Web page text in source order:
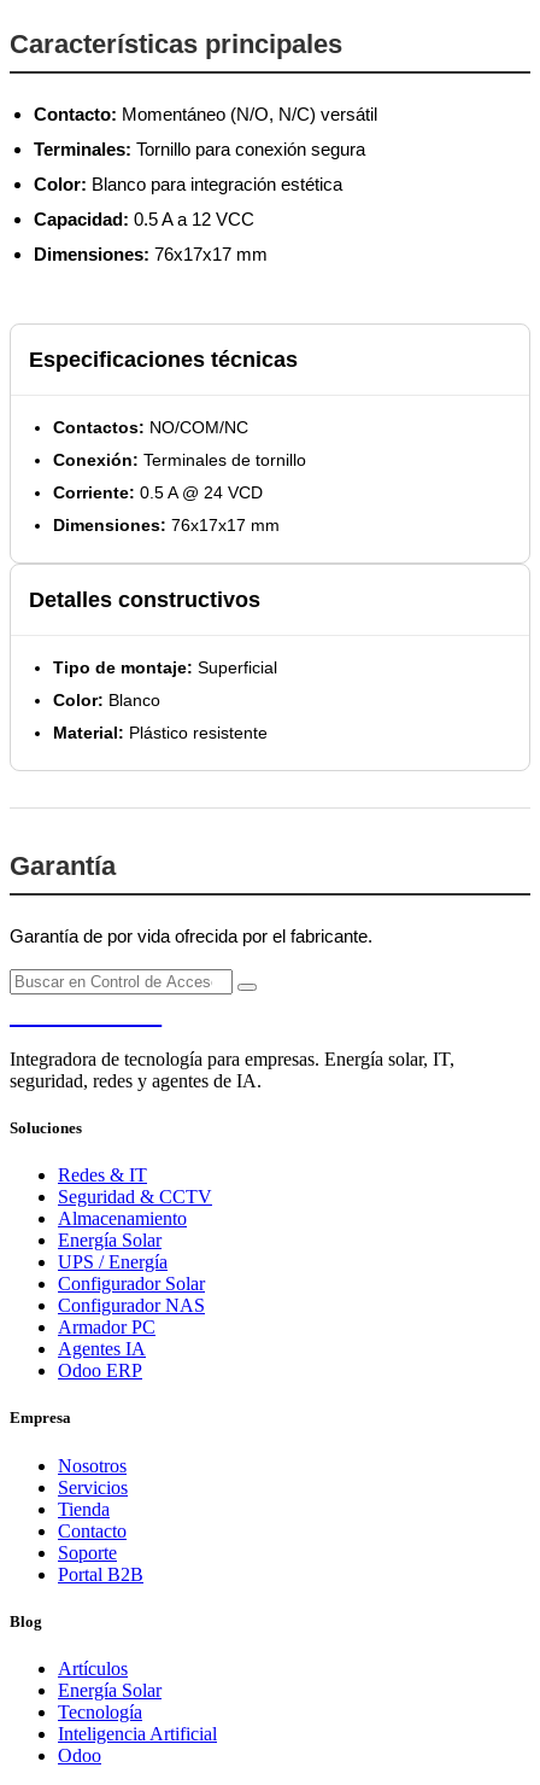
Características principales
Contacto: Momentáneo (N/O, N/C) versátil
Terminales: Tornillo para conexión segura
Color: Blanco para integración estética
Capacidad: 0.5 A a 12 VCC
Dimensiones: 76x17x17 mm
Especificaciones técnicas
Contactos: NO/COM/NC
Conexión: Terminales de tornillo
Corriente: 0.5 A @ 24 VCD
Dimensiones: 76x17x17 mm
Detalles constructivos
Tipo de montaje: Superficial
Color: Blanco
Material: Plástico resistente
Garantía
Garantía de por vida ofrecida por el fabricante.
Integradora de tecnología para empresas. Energía solar, IT,
seguridad, redes y agentes de IA.
Soluciones
Redes & IT
Seguridad & CCTV
Almacenamiento
Energía Solar
UPS / Energía
Configurador Solar
Configurador NAS
Armador PC
Agentes IA
Odoo ERP
Empresa
Nosotros
Servicios
Tienda
Contacto
Soporte
Portal B2B
Blog
Artículos
Energía Solar
Tecnología
Inteligencia Artificial
Odoo